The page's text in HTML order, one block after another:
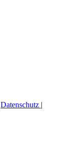
Datenschutz |